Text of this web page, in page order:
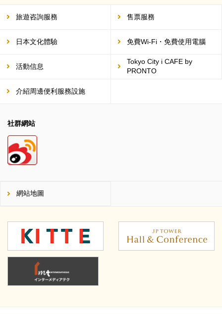
旅遊咨詢服務 售票服務
日本文化體驗 免費Wi-Fi・免費使用電腦
活動信息
Tokyo City i CAFE by
PRONTO
介紹周邊便利服務設施
社群網站
網站地圖